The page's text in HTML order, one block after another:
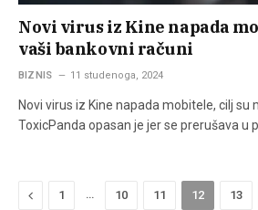
Novi virus iz Kine napada
vaši bankovni računi
BIZNIS 11 studenoga, 2024
Novi virus iz Kine napada mobitele, cilj su
ToxicPanda opasan je jer se prerušava u
Previous
1 … 10 11 12 13